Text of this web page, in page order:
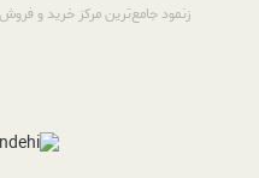
زنمود جامع‌ترین مرکز خرید و